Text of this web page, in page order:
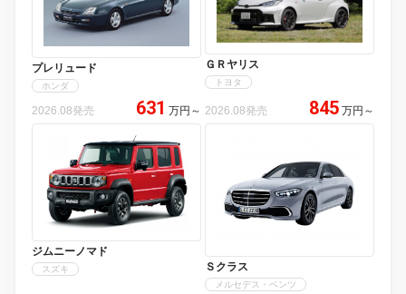
プレリュード
ホンダ
2026.08発売 631 万円 ～
ＧＲヤリス
トヨタ
2026.08発売 845 万円 ～
ジムニーノマド
スズキ Ｓクラス
メルセデス・ベンツ